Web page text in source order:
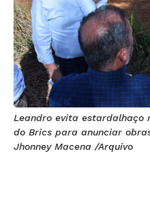
Leandro evita
do Brics para anunciar
Jhonney Macena /Arquivo